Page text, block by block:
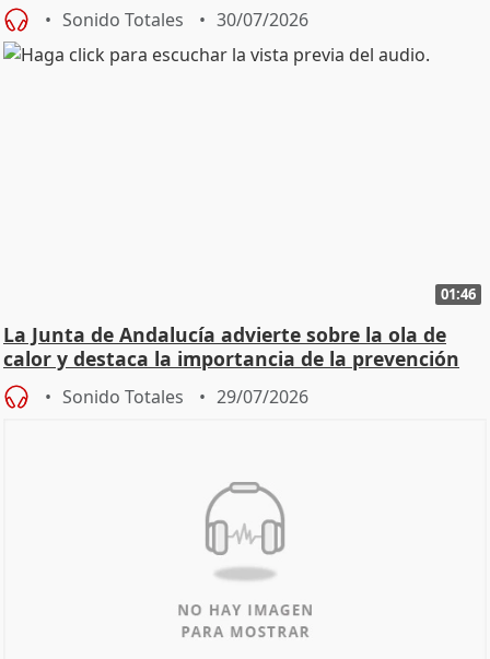
Sonido Totales 30/07/2026
01:46
La Junta de Andalucía advierte sobre la ola de
calor y destaca la importancia de la prevención
Sonido Totales 29/07/2026